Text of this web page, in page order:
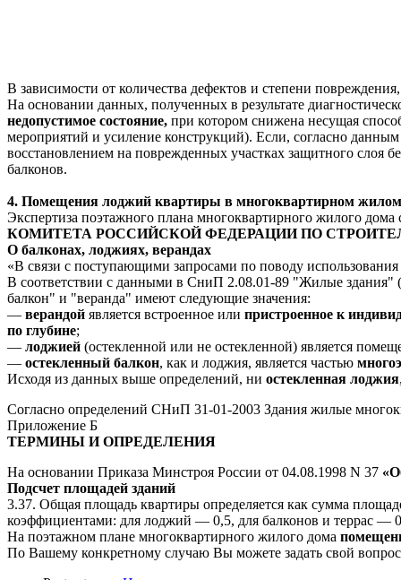
В зависимости от количества дефектов и степени
На основании данных, полученных в результате
недопустимое состояние, при котором снижена несущая
мероприятий и усиление конструкций). Если, согласно данным
восстановлением на поврежденных участках защитного слоя
балконов.
4. Помещения лоджий квартиры в многоквартирном
Экспертиза поэтажного плана многоквартирного жилого
КОМИТЕТА РОССИЙСКОЙ ФЕДЕРАЦИИ ПО
О балконах, лоджиях, верандах
«В связи с поступающими запросами по поводу
В соответствии с данными в СниП 2.08.01-89 "Жилые здания"
балкон" и "веранда" имеют следующие значения:
— верандой является встроенное или пристроенное к
по глубине;
— лоджией (остекленной или не остекленной) является
— остекленный балкон, как и лоджия, является частью
Исходя из данных выше определений, ни остекленная лоджия
Согласно определений СНиП 31-01-2003 Здания жилые
Приложение Б
ТЕРМИНЫ И ОПРЕДЕЛЕНИЯ
На основании Приказа Минстроя России от 04.08.1998 N 37
Подсчет площадей зданий
3.37. Общая площадь квартиры определяется как сумма
коэффициентами: для лоджий — 0,5, для балконов и террас —
На поэтажном плане многоквартирного жилого дома
По Вашему конкретному случаю Вы можете задать свой